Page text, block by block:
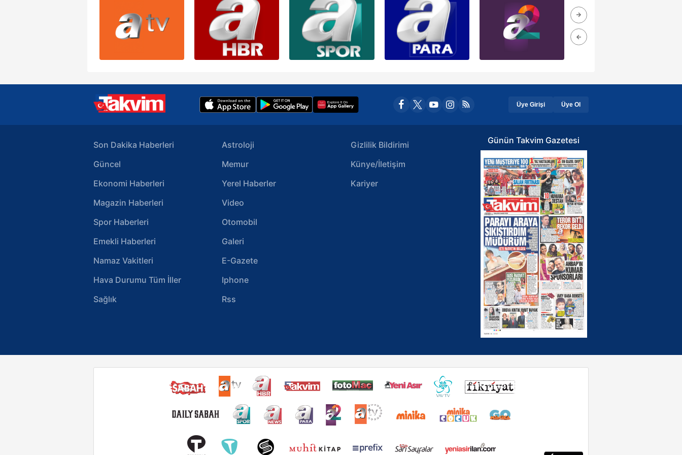
Üye Girişi Üye Ol
Son Dakika Haberleri
Güncel
Ekonomi Haberleri
Magazin Haberleri
Spor Haberleri
Emekli Haberleri
Namaz Vakitleri
Hava Durumu Tüm İller
Sağlık
Astroloji
Memur
Yerel Haberler
Video
Otomobil
Galeri
E-Gazete
Iphone
Rss
Gizlilik Bildirimi
Künye/İletişim
Kariyer
Günün Takvim Gazetesi